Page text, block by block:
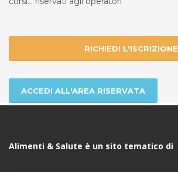
RICHIEDI L'ISCRIZIONE
ACCEDI ALL'AREA RISERVATA
Alimenti & Salute è un sito tematico di